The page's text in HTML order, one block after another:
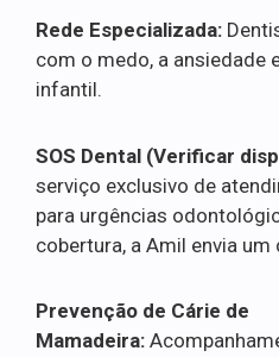
Rede Especializada:
com o medo, a ansiedade
infantil.
SOS Dental (Verificar
serviço exclusivo de
para urgências
cobertura, a Amil envia
Prevenção de Cárie de
Mamadeira: